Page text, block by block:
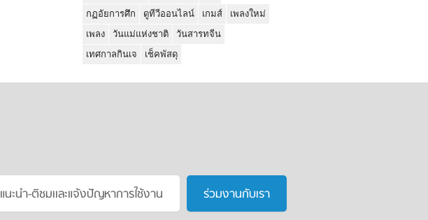
กฏอัยการศึก
ดูทีวีออนไลน์ เกมส์
เพลงใหม่
เพลง
วันแม่แห่งชาติ
วันสารทจีน
เทศกาลกินเจ
เช็คพัสดุ
แนะนำ-ติชมเเละแจ้งปัญหาการใช้งาน ร่วมงานกับเรา